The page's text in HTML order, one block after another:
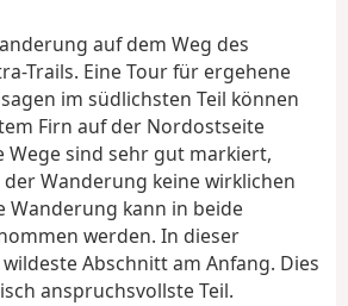
auf dem Weg des
Trails. Eine Tour für ergehene
im südlichsten Teil können
Firn auf der Nordostseite
Wege sind sehr gut markiert,
Wanderung keine wirklichen
Wanderung kann in beide
werden. In dieser
Abschnitt am Anfang. Dies
anspruchsvollste Teil.